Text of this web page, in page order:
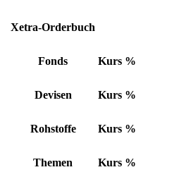
Xetra-Orderbuch
Fonds Kurs %
Devisen Kurs %
Rohstoffe Kurs %
Themen Kurs %